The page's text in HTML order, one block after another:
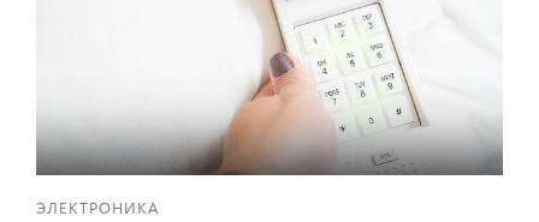
ЭЛЕКТРОНИКА